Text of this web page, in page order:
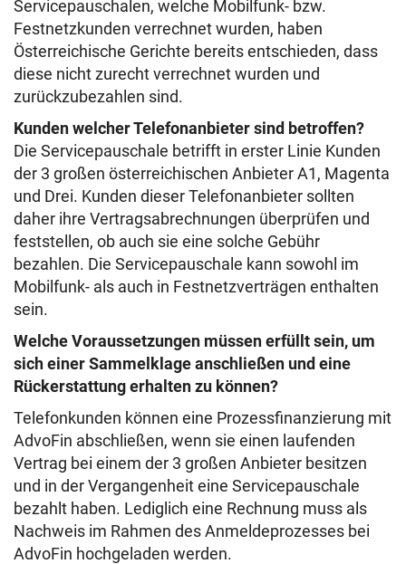
Servicepauschalen, welche Mobilfunk- bzw.
Festnetzkunden verrechnet wurden, haben
Österreichische Gerichte bereits entschieden, dass
diese nicht zurecht verrechnet wurden und
zurückzubezahlen sind.
Kunden welcher Telefonanbieter sind betroffen?
Die Servicepauschale betrifft in erster Linie Kunden
der 3 großen österreichischen Anbieter A1, Magenta
und Drei. Kunden dieser Telefonanbieter sollten
daher ihre Vertragsabrechnungen überprüfen und
feststellen, ob auch sie eine solche Gebühr
bezahlen. Die Servicepauschale kann sowohl im
Mobilfunk- als auch in Festnetzverträgen enthalten
sein.
Welche Voraussetzungen müssen erfüllt sein, um
sich einer Sammelklage anschließen und eine
Rückerstattung erhalten zu können?
Telefonkunden können eine Prozessfinanzierung mit
AdvoFin abschließen, wenn sie einen laufenden
Vertrag bei einem der 3 großen Anbieter besitzen
und in der Vergangenheit eine Servicepauschale
bezahlt haben. Lediglich eine Rechnung muss als
Nachweis im Rahmen des Anmeldeprozesses bei
AdvoFin hochgeladen werden.